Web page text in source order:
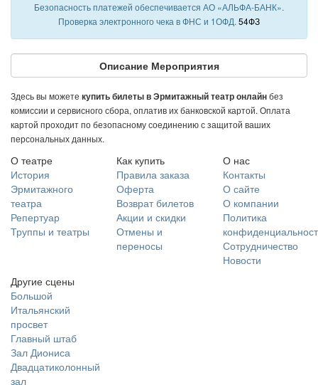
Безопасность платежей обеспечивается АО «АЛЬФА-БАНК».
Проверка электронного чека в ФНС и 1ОФД. 54ФЗ
Описание Мероприятия
Здесь вы можете купить билеты в Эрмитажный театр онлайнбез
комиссии и сервисного сбора, оплатив их банковской картой. Оплата
картой проходит по безопасному соединению с защитой ваших
персональных данных.
О театре
История
Эрмитажного
театра
Репертуар
Труппы и театры
Как купить
Правила заказа
Оферта
Возврат билетов
Акции и скидки
Отмены и
переносы
О нас
Контакты
О сайте
О компании
Политика
Сотрудничество
Новости
Другие сцены
Большой
Итальянский
просвет
Главный штаб
Зал Диониса
Двадцатиколонный
зал